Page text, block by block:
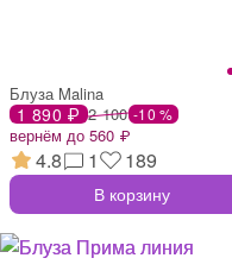
Блуза Malina
1 890 ₽ 2 100 -10 %
вернём до 560 ₽
4.8 1 189
В корзину